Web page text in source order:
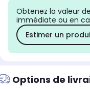
Obtenez la valeur
immédiate ou en
Estimer un
Options de